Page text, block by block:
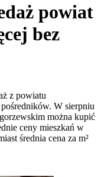
powiat
bez
z powiatu
W sierpniu
można kupić
ceny mieszkań w
średnia cena za m²